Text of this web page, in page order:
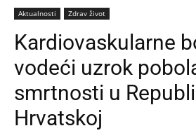
Aktualnosti Zdrav život
Kardiovaskularne
vodeći uzrok
smrtnosti u
Hrvatskoj